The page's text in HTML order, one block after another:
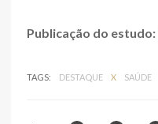
Publicação do estudo:
TAGS: DESTAQUE X SAÚDE